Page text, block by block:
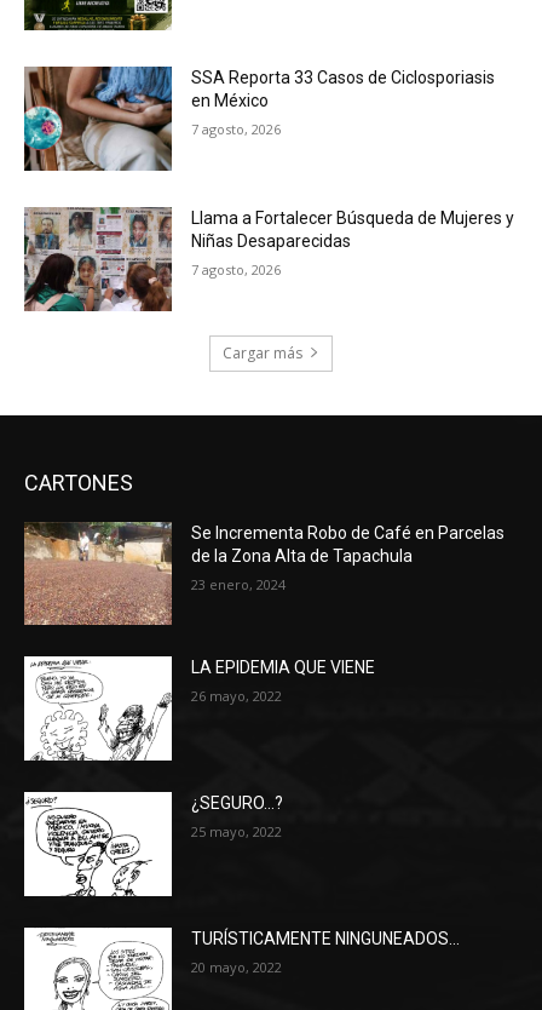
SSA Reporta 33 Casos de Ciclosporiasis
en México
7 agosto, 2026
Llama a Fortalecer Búsqueda de Mujeres y
Niñas Desaparecidas
7 agosto, 2026
Cargar más
CARTONES
Se Incrementa Robo de Café en Parcelas
de la Zona Alta de Tapachula
23 enero, 2024
LA EPIDEMIA QUE VIENE
26 mayo, 2022
¿SEGURO…?
25 mayo, 2022
TURÍSTICAMENTE NINGUNEADOS…
20 mayo, 2022